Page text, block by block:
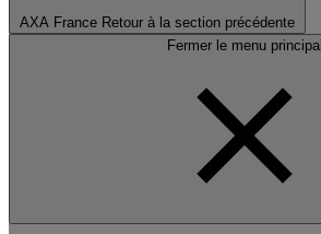
AXA France Retour à la section précédente
Fermer le menu principal